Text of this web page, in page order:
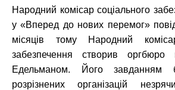
Народний комісар соціального
у «Вперед до нових перемог»
місяців тому Народний
забезпечення створив
Едельманом. Його завданням
розрізнених організацій